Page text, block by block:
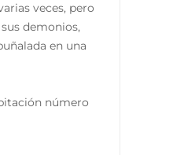
veces, pero
demonios,
en una
número